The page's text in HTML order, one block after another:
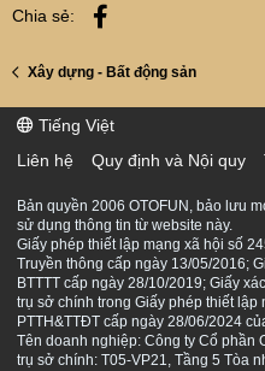
Chia sẻ:
Xây dựng - Bất động sản
Tiếng Việt
Liên hệ
Quy định và Nội quy
Bản quyền 2006 OTOFUN, bảo lưu
sử dụng thông tin từ website này.
Giấy phép thiết lập mạng xã hội số
Truyền thông cấp ngày 13/05/2016;
BTTTT cấp ngày 28/10/2019; Giấy
trụ sở chính trong Giấy phép thiết lập
PTTH&TTĐT cấp ngày 28/06/2024
Tên doanh nghiệp: Công ty Cổ phần
trụ sở chính: T05-VP21, Tầng 5 Tòa